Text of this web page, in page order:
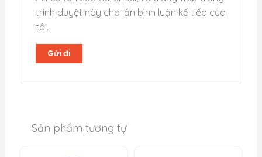
Cây vợt này là vũ khí tối thượng cho những người
chơi có phong cách:
Người chơi toàn diện (All-Court
Bức tường phòng ngự (Defensive
trình duyệt này cho lần bình luận kế tiếp của
tôi.
Sản phẩm tương tự